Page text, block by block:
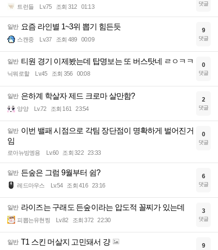
트런들 Lv.75 조회 312 01:13 댓글
일반 요즘 라인별 1~3위 뽑기 힘든듯
스캔중 Lv.37 조회 489 00:09
9
댓글
일반 티원 경기 이제봤는데 탑명보는 또 버스탓네 ㄹㅇㅋㅋ
닉뭐로할 Lv.45 조회 356 00:08
0
댓글
일반 은하계 학살자 제드 크로마 살만함?
양양 Lv.72 조회 161 23:54
2
댓글
일반 이번 밸패 시점으로 각팀 장단점이 명확하게 벌어진거
임
로아뉴빙엥용 Lv.60 조회 322 23:33
0
댓글
일반 든숲은 그럼 9월부터 쉼?
레드마우스 Lv.54 조회 416 23:16
6
댓글
일반 라이즈는 구래도 든숲이라는 압도적 꼴찌가 있는데
피뽑는유현찡 Lv.82 조회 372 22:30
3
댓글
일반 T1 스킨 머살지 고민돼서 걍 9